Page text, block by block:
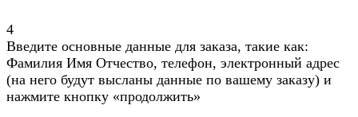
4
Введите основные данные для заказа, такие как:
Фамилия Имя Отчество, телефон, электронный адрес
(на него будут высланы данные по вашему заказу) и
нажмите кнопку «продолжить»